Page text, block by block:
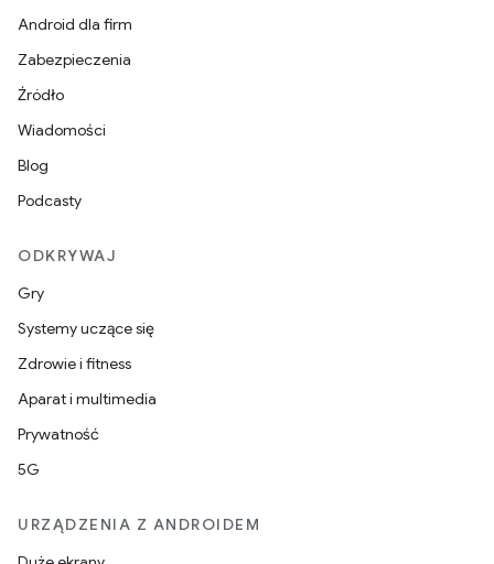
Android dla firm
Zabezpieczenia
Źródło
Wiadomości
Blog
Podcasty
ODKRYWAJ
Gry
Systemy uczące się
Zdrowie i fitness
Aparat i multimedia
Prywatność
5G
URZĄDZENIA Z ANDROIDEM